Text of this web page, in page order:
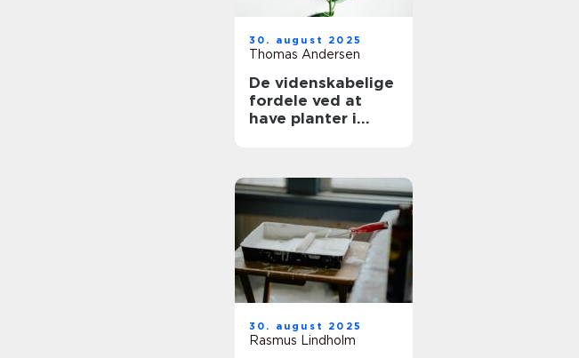
30. august 2025
Thomas Andersen
De videnskabelige
fordele ved at
have planter i
30. august 2025
Rasmus Lindholm